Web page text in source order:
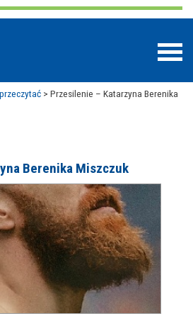
> Przesilenie – Katarzyna Berenika
Berenika Miszczuk